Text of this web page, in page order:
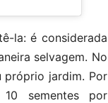
la: é considerada
selvagem. No
próprio jardim. Por
sementes por